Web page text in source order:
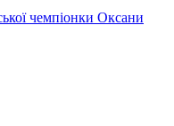
чемпіонки Оксани